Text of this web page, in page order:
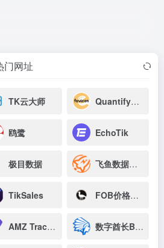
门网址
TK云大师 QuantifyNinja
鸥鹭 EchoTik
极目数据 飞鱼数据参谋
TikSales FOB价格计算程序
AMZ Tracker 数字酋长BI系统